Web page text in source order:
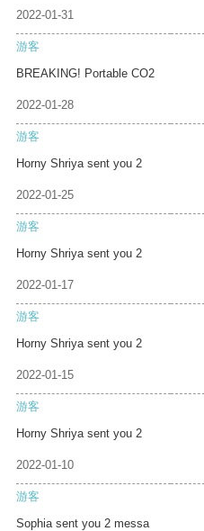
2022-01-31
游客
BREAKING! Portable CO2
2022-01-28
游客
Horny Shriya sent you 2
2022-01-25
游客
Horny Shriya sent you 2
2022-01-17
游客
Horny Shriya sent you 2
2022-01-15
游客
Horny Shriya sent you 2
2022-01-10
游客
Sophia sent you 2 messa